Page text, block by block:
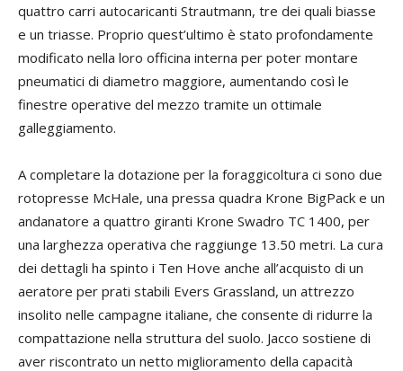
quattro carri autocaricanti Strautmann, tre dei quali biasse
e un triasse. Proprio quest’ultimo è stato profondamente
modificato nella loro officina interna per poter montare
pneumatici di diametro maggiore, aumentando così le
finestre operative del mezzo tramite un ottimale
galleggiamento.
A completare la dotazione per la foraggicoltura ci sono due
rotopresse McHale, una pressa quadra Krone BigPack e un
andanatore a quattro giranti Krone Swadro TC 1400, per
una larghezza operativa che raggiunge 13.50 metri. La cura
dei dettagli ha spinto i Ten Hove anche all’acquisto di un
aeratore per prati stabili Evers Grassland, un attrezzo
insolito nelle campagne italiane, che consente di ridurre la
compattazione nella struttura del suolo. Jacco sostiene di
aver riscontrato un netto miglioramento della capacità